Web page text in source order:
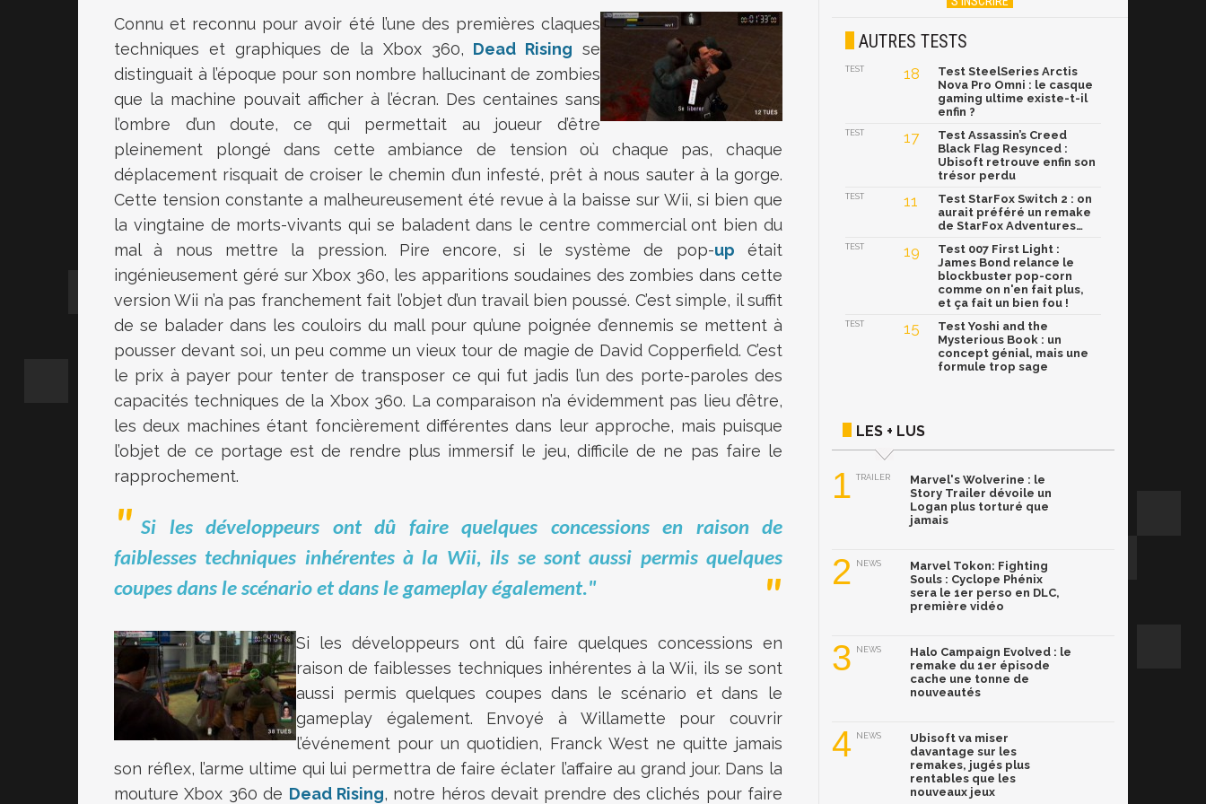
Connu et reconnu pour avoir été l’une des premières claques
techniques et graphiques de la Xbox 360, Dead Rising se
distinguait à l’époque pour son nombre hallucinant de zombies
que la machine pouvait afficher à l’écran. Des centaines sans
l’ombre d’un doute, ce qui permettait au joueur d’être
pleinement plongé dans cette ambiance de tension où chaque pas, chaque
déplacement risquait de croiser le chemin d’un infesté, prêt à nous sauter à la gorge.
Cette tension constante a malheureusement été revue à la baisse sur Wii, si bien que
la vingtaine de morts-vivants qui se baladent dans le centre commercial ont bien du
mal à nous mettre la pression. Pire encore, si le système de pop-up était
ingénieusement géré sur Xbox 360, les apparitions soudaines des zombies dans cette
version Wii n’a pas franchement fait l’objet d’un travail bien poussé. C’est simple, il suffit
de se balader dans les couloirs du mall pour qu’une poignée d’ennemis se mettent à
pousser devant soi, un peu comme un vieux tour de magie de David Copperfield. C’est
le prix à payer pour tenter de transposer ce qui fut jadis l’un des porte-paroles des
capacités techniques de la Xbox 360. La comparaison n’a évidemment pas lieu d’être,
les deux machines étant foncièrement différentes dans leur approche, mais puisque
l’objet de ce portage est de rendre plus immersif le jeu, difficile de ne pas faire le
rapprochement.
Si les développeurs ont dû faire quelques concessions en raison de
faiblesses techniques inhérentes à la Wii, ils se sont aussi permis quelques
coupes dans le scénario et dans le gameplay également."
Si les développeurs ont dû faire quelques concessions en
raison de faiblesses techniques inhérentes à la Wii, ils se sont
aussi permis quelques coupes dans le scénario et dans le
gameplay également. Envoyé à Willamette pour couvrir
l’événement pour un quotidien, Franck West ne quitte jamais
son réflex, l’arme ultime qui lui permettra de faire éclater l’affaire au grand jour. Dans la
mouture Xbox 360 de Dead Rising, notre héros devait prendre des clichés pour faire
AUTRES TESTS
TEST 18
Test SteelSeries Arctis
Nova Pro Omni : le casque
gaming ultime existe-t-il
enfin ?
TEST 17
Test Assassin’s Creed
Black Flag Resynced :
Ubisoft retrouve enfin son
trésor perdu
TEST 11
Test StarFox Switch 2 : on
aurait préféré un remake
de StarFox Adventures…
TEST 19
Test 007 First Light :
James Bond relance le
blockbuster pop-corn
comme on n'en fait plus,
et ça fait un bien fou !
TEST 15
Test Yoshi and the
Mysterious Book : un
concept génial, mais une
formule trop sage
LES + LUS
1 TRAILER
Marvel's Wolverine : le
Story Trailer dévoile un
Logan plus torturé que
jamais
2 NEWS
Marvel Tokon: Fighting
Souls : Cyclope Phénix
sera le 1er perso en DLC,
première vidéo
3 NEWS
Halo Campaign Evolved : le
remake du 1er épisode
cache une tonne de
nouveautés
4 NEWS
Ubisoft va miser
davantage sur les
remakes, jugés plus
rentables que les
nouveaux jeux